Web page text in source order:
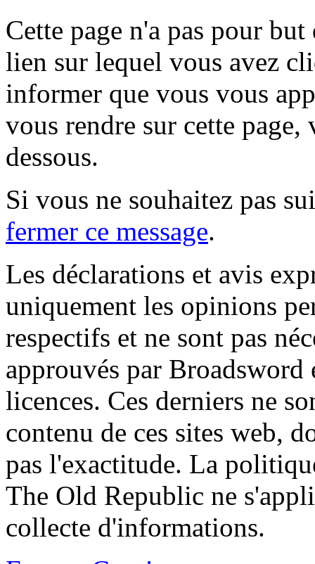
Cette page n'a pas pour
lien sur lequel vous avez
informer que vous vous
vous rendre sur cette
dessous.
Si vous ne souhaitez pas
fermer ce message.
Les déclarations et avis
uniquement les opinions
respectifs et ne sont pas
approuvés par
licences. Ces derniers ne
contenu de ces sites web,
pas l'exactitude. La
The Old Republic ne
collecte d'informations.